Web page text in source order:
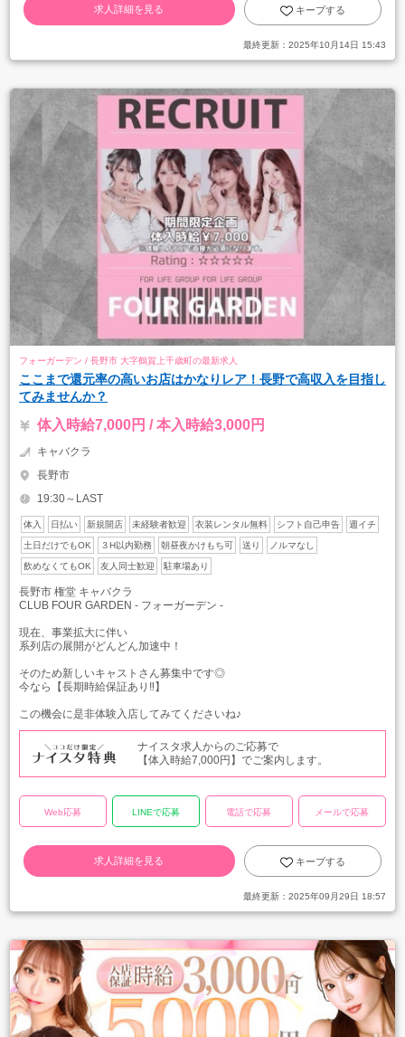
求人詳細を見る キープする
最終更新： 2025年10月14日 15:43
フォーガーデン / 長野市 大字鶴賀上千歳町の最新求人
ここまで還元率の高いお店はかなりレア！長野で高収入を目指し
てみませんか？
体入時給7,000円 / 本入時給3,000円
キャバクラ
長野市
19:30～LAST
体入 日払い 新規開店 未経験者歓迎 衣装レンタル無料 シフト自己申告 週イチ
土日だけでもOK ３H以内勤務 朝昼夜かけもち可 送り ノルマなし
飲めなくてもOK 友人同士歓迎 駐車場あり
長野市 権堂 キャバクラ
CLUB FOUR GARDEN - フォーガーデン -
現在、事業拡大に伴い
系列店の展開がどんどん加速中！
そのため新しいキャストさん募集中です◎
今なら【長期時給保証あり‼】
この機会に是非体験入店してみてくださいね♪
ナイスタ求人からのご応募で
【体入時給7,000円】でご案内します。
Web応募 LINEで応募 電話で応募 メールで応募
求人詳細を見る キープする
最終更新： 2025年09月29日 18:57